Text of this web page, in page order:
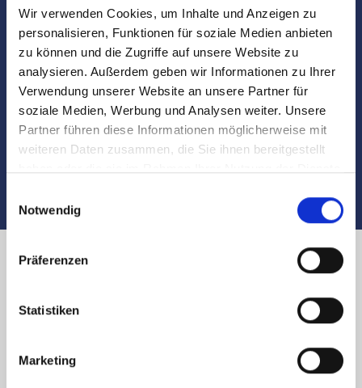
Wir verwenden Cookies, um Inhalte und Anzeigen zu
personalisieren, Funktionen für soziale Medien anbieten
zu können und die Zugriffe auf unsere Website zu
analysieren. Außerdem geben wir Informationen zu Ihrer
Verwendung unserer Website an unsere Partner für
soziale Medien, Werbung und Analysen weiter. Unsere
Partner führen diese Informationen möglicherweise mit
weiteren Daten zusammen, die Sie ihnen bereitgestellt
Notwendig
Präferenzen
Statistiken
Marketing
Besichtigungen
Begleitung und Unterstützung bei der Objekt-
Übergabe
Auch nach dem Verkauf sind wir für Sie da
Erlenstraße und Umland:
Käufer finden